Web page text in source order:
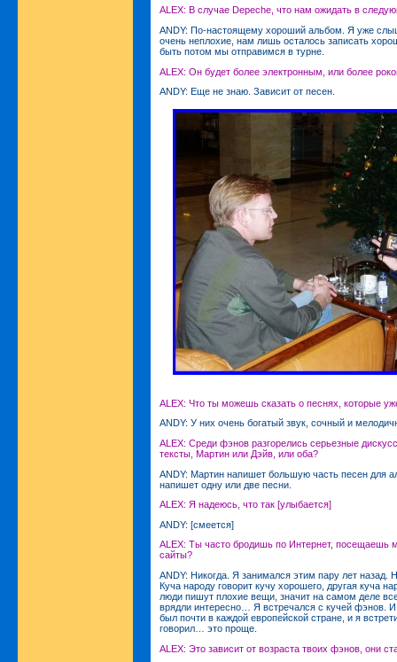
ALEX: В случае Depeche, что нам ожидать в
ANDY: По-настоящему хороший альбом. Я уже
очень неплохие, нам лишь осталось записать
быть потом мы отправимся в турне.
ALEX: Он будет более электронным, или более
ANDY: Еще не знаю. Зависит от песен.
ALEX: Что ты можешь сказать о песнях, которые
ANDY: У них очень богатый звук, сочный и
ALEX: Среди фэнов разгорелись серьезные
тексты, Мартин или Дэйв, или оба?
ANDY: Мартин напишет большую часть песен для
напишет одну или две песни.
ALEX: Я надеюсь, что так [улыбается]
ANDY: [смеется]
ALEX: Ты часто бродишь по Интернет, посещаешь
сайты?
ANDY: Никогда. Я занимался этим пару лет
Куча народу говорит кучу хорошего, другая куча
люди пишут плохие вещи, значит на самом деле
врядли интересно… Я встречался с кучей фэнов.
был почти в каждой европейской стране, и я
говорил… это проще.
ALEX: Это зависит от возраста твоих фэнов, они